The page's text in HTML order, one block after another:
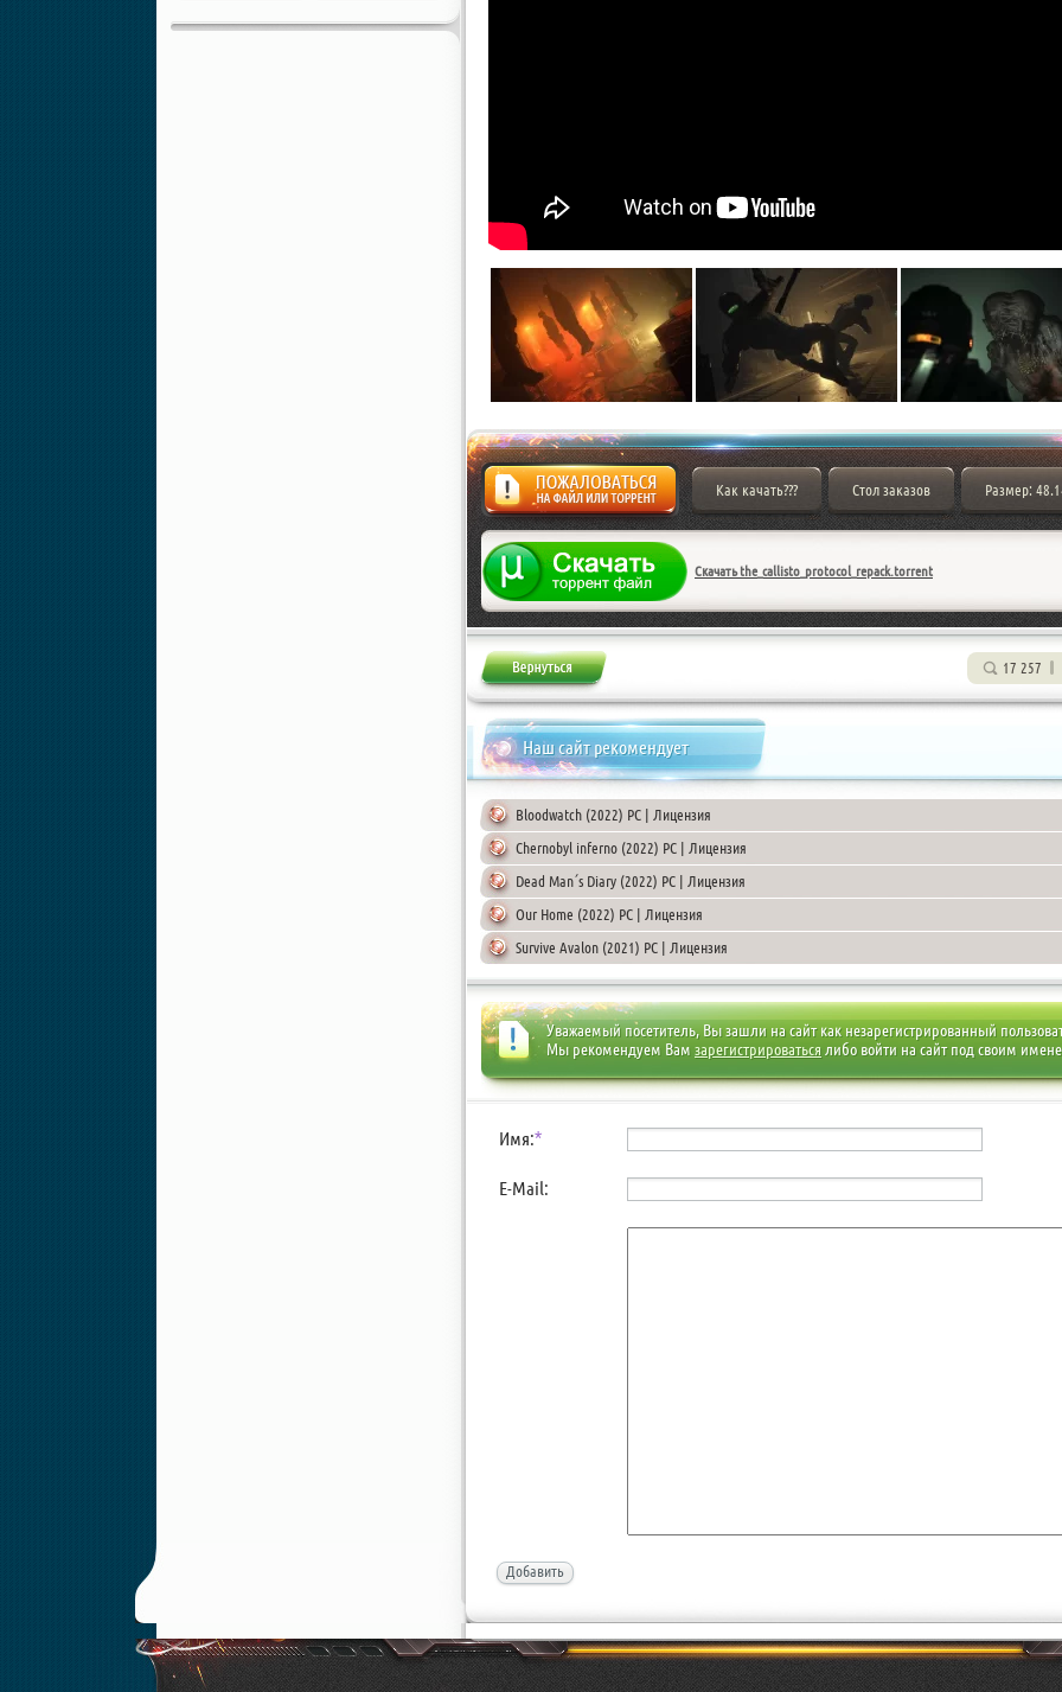
Жалоба
Как качать??? Стол заказов Размер:
Скачать the_callisto_protocol_repack.torrent
17 257
Наш сайт рекомендует
Bloodwatch (2022) PC | Лицензия
Chernobyl inferno (2022) PC | Лицензия
Dead Man´s Diary (2022) PC | Лицензия
Our Home (2022) PC | Лицензия
Survive Avalon (2021) PC | Лицензия
Уважаемый посетитель, Вы зашли на сайт как незарегистрированный
Мы рекомендуем Вам зарегистрироватьсялибо войти на сайт под своим
Имя:*
E-Mail:
Добавить